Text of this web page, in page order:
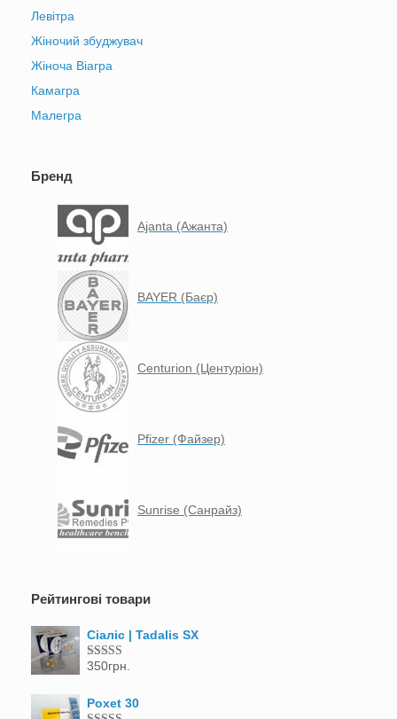
Левітра
Жіночий збуджувач
Жіноча Віагра
Камагра
Малегра
Бренд
Ajanta (Ажанта)
BAYER (Баєр)
Centurion (Центуріон)
Pfizer (Файзер)
Sunrise (Санрайз)
Рейтингові товари
Сіаліс | Tadalis SX
Оцінено в
350грн.
Poxet 30